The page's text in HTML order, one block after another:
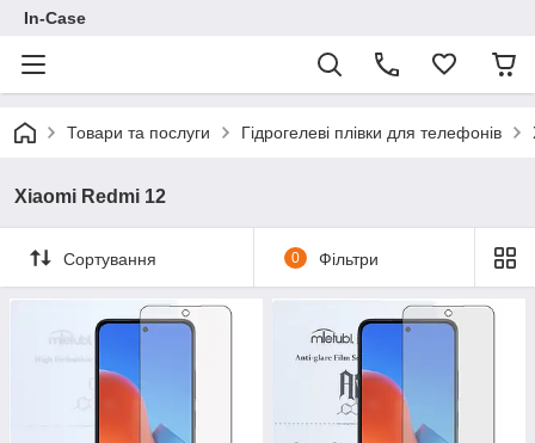
In-Case
Товари та послуги Гідрогелеві плівки для телефонів
Xiaomi Redmi 12
Сортування 0 Фільтри